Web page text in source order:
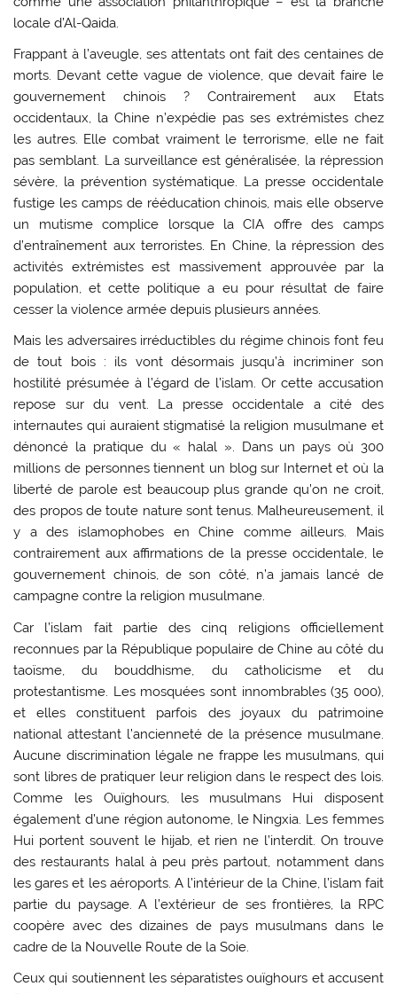
locale d’Al-Qaida.
Frappant à l’aveugle, ses attentats ont fait des centaines de
morts. Devant cette vague de violence, que devait faire le
gouvernement chinois ? Contrairement aux Etats
occidentaux, la Chine n’expédie pas ses extrémistes chez
les autres. Elle combat vraiment le terrorisme, elle ne fait
pas semblant. La surveillance est généralisée, la répression
sévère, la prévention systématique. La presse occidentale
fustige les camps de rééducation chinois, mais elle observe
un mutisme complice lorsque la CIA offre des camps
d’entraînement aux terroristes. En Chine, la répression des
activités extrémistes est massivement approuvée par la
population, et cette politique a eu pour résultat de faire
cesser la violence armée depuis plusieurs années.
Mais les adversaires irréductibles du régime chinois font feu
de tout bois : ils vont désormais jusqu’à incriminer son
hostilité présumée à l’égard de l’islam. Or cette accusation
repose sur du vent. La presse occidentale a cité des
internautes qui auraient stigmatisé la religion musulmane et
dénoncé la pratique du « halal ». Dans un pays où 300
millions de personnes tiennent un blog sur Internet et où la
liberté de parole est beaucoup plus grande qu’on ne croit,
des propos de toute nature sont tenus. Malheureusement, il
y a des islamophobes en Chine comme ailleurs. Mais
contrairement aux affirmations de la presse occidentale, le
gouvernement chinois, de son côté, n’a jamais lancé de
campagne contre la religion musulmane.
Car l’islam fait partie des cinq religions officiellement
reconnues par la République populaire de Chine au côté du
taoïsme, du bouddhisme, du catholicisme et du
protestantisme. Les mosquées sont innombrables (35 000),
et elles constituent parfois des joyaux du patrimoine
national attestant l’ancienneté de la présence musulmane.
Aucune discrimination légale ne frappe les musulmans, qui
sont libres de pratiquer leur religion dans le respect des lois.
Comme les Ouïghours, les musulmans Hui disposent
également d’une région autonome, le Ningxia. Les femmes
Hui portent souvent le hijab, et rien ne l’interdit. On trouve
des restaurants halal à peu près partout, notamment dans
les gares et les aéroports. A l’intérieur de la Chine, l’islam fait
partie du paysage. A l’extérieur de ses frontières, la RPC
coopère avec des dizaines de pays musulmans dans le
cadre de la Nouvelle Route de la Soie.
Ceux qui soutiennent les séparatistes ouïghours et accusent